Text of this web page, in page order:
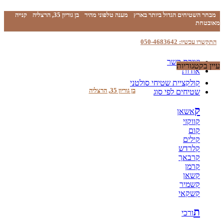
מבחר השטיחים הגדול ביותר בארץ מענה טלפוני מהיר בן גוריון 35, הרצליה
קנייה
מאובטחת
התקשרו עכשיו: 050-4683642
יצירת קשר
אודות
בן גוריון 35, הרצליה
עיין בקטגוריות
קולקציית שטיחי סולטני
שטיחים לפי סוג
קאשאן
קווקזי
קום
קילים
קלרדש
קרבאך
קרמן
קשאן
קשמיר
קשקאי
תורכי